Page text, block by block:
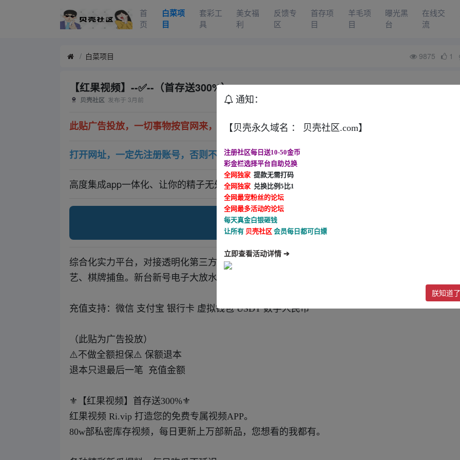
首
页
白菜项
目
套彩工
具
美女福
利
反馈专
区
首存项
目
羊毛项
目
曝光黑
台
在线交
流
白菜项目 9875 1
【红果视频】--✅--（首存送300%）
贝壳社区 发布于 3月前
此贴广告投放，一切事物按官网来，如有问题，帖子下放留言或者联系safew
打开网址，一定先注册账号，否则不会再下级，无法处理事宜！！！
高度集成app一体化、让你的精子无处可逃
☞☞点击进入官方☜☜
综合化实力平台，对接透明化第三方。全网一致！站长担保！稳定无忧！主营PC28加拿大、电
艺、棋牌捕鱼。新台新号电子大放水（PG、PP）
充值支持：微信 支付宝 银行卡 虚拟钱包 USDT 数字人民币
（此贴为广告投放）
⚠️不做全额担保⚠️ 保额退本
退本只退最后一笔 充值金额
⚜️【红果视频】首存送300%⚜️
红果视频 Ri.vip 打造您的免费专属视频APP。
80w部私密库存视频，每日更新上万部新品，您想看的我都有。
通知：
【贝壳永久域名 ： 贝壳社区.com】
注册社区每日送10-50金币
彩金栏选择平台自助兑换
全网独家 提款无需打码
全网独家 兑换比例5比1
全网最宠粉丝的论坛
全网最多活动的论坛
每天真金白银砸钱
让所有 贝壳社区 会员每日都可白嫖
立即查看活动详情 ➔
朕知道了